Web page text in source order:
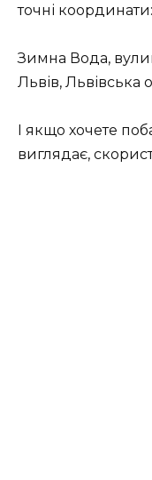
точні координати:
Зимна Вода,
Львів, Львівська
І якщо хочете
виглядає,